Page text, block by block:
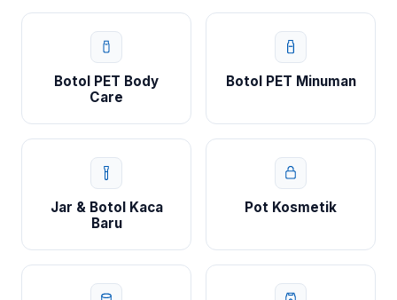
Botol PET Body
Care
Botol PET Minuman
Jar & Botol Kaca
Baru
Pot Kosmetik